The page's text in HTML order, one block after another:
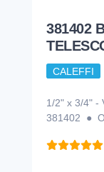
381402
CALEFFI
1/2" x 3/4" -
381402 ●